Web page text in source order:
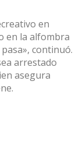
en
en la alfombra
continuó.
arrestado
asegura